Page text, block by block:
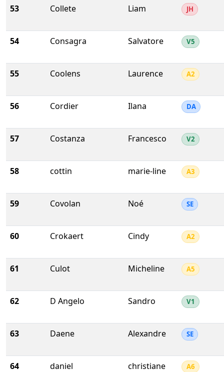
53 Collete Liam JH
54 Consagra Salvatore V5
55 Coolens Laurence A2
56 Cordier Ilana DA
57 Costanza Francesco V2
58 cottin marie-line A3
59 Covolan Noé SE
60 Crokaert Cindy A2
61 Culot Micheline A5
62 D Angelo Sandro V1
63 Daene Alexandre SE
64 daniel christiane A6